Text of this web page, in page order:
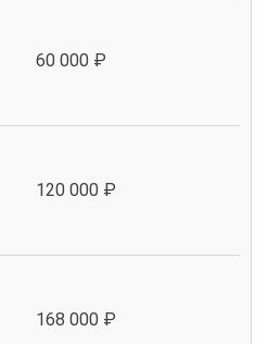
60 000 ₽
120 000 ₽
168 000 ₽